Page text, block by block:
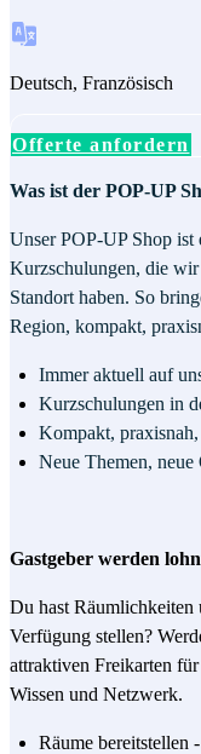
Deutsch, Französisch
Offerte anfordern
Was ist der POP-UP
Unser POP-UP Shop ist
Kurzschulungen, die
Standort haben. So
Region, kompakt,
Immer aktuell auf
Kurzschulungen in
Kompakt, praxisnah,
Neue Themen, neue
Gastgeber werden
Du hast Räumlichkeiten
Verfügung stellen?
attraktiven Freikarten
Wissen und Netzwerk.
Räume bereitstellen